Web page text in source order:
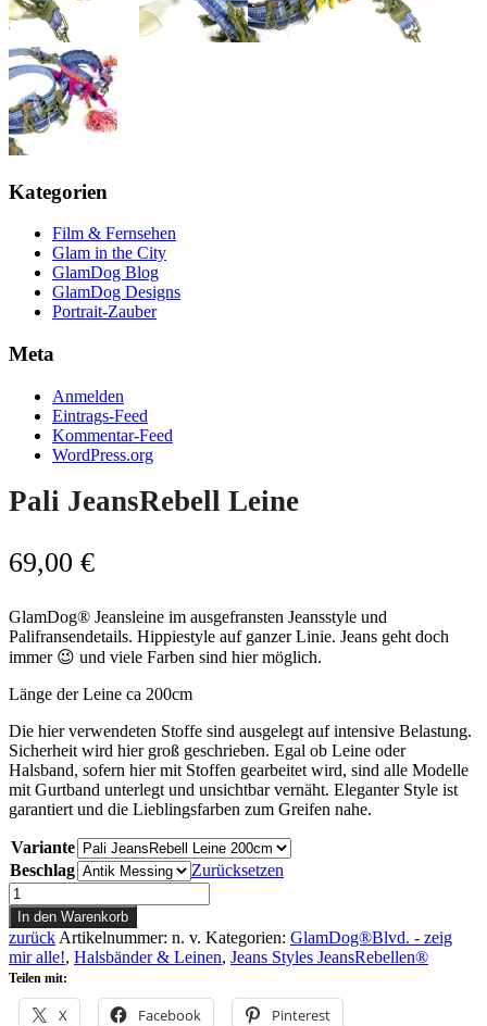
Kategorien
Film & Fernsehen
Glam in the City
GlamDog Blog
GlamDog Designs
Portrait-Zauber
Meta
Anmelden
Eintrags-Feed
Kommentar-Feed
WordPress.org
Pali JeansRebell Leine
69,00 €
GlamDog® Jeansleine im ausgefransten Jeansstyle und
Palifransendetails. Hippiestyle auf ganzer Linie. Jeans geht doch
immer 😉 und viele Farben sind hier möglich.
Länge der Leine ca 200cm
Die hier verwendeten Stoffe sind ausgelegt auf intensive Belastung.
Sicherheit wird hier groß geschrieben. Egal ob Leine oder
Halsband, sofern hier mit Stoffen gearbeitet wird, sind alle Modelle
mit Gurtband unterlegt und unsichtbar vernäht. Eleganter Style ist
garantiert und die Lieblingsfarben zum Greifen nahe.
Variante
Beschlag
Zurücksetzen
Pali
JeansRebell
Leine
Menge
In den Warenkorb
zurück Artikelnummer: n. v. Kategorien: GlamDog®Blvd. - zeig
mir alle!, Halsbänder & Leinen, Jeans Styles JeansRebellen®
Teilen mit:
X Facebook Pinterest